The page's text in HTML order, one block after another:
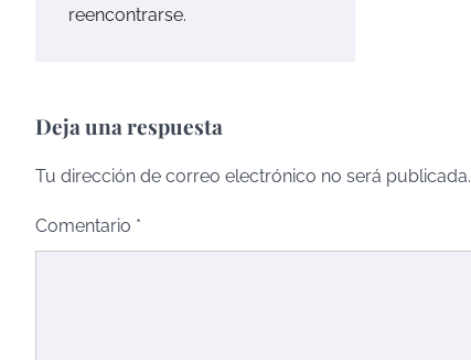
reencontrarse.
Deja una respuesta
Tu dirección de correo electrónico no será publicada.
Comentario *